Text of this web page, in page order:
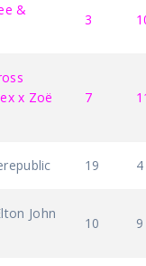
&
3
x Zoë
7
19 4
John
10 9